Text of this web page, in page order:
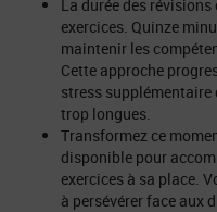
La durée des
exercices. Quinze
maintenir les
Cette approche
stress supplémentaire
trop longues.
Transformez ce
disponible pour
exercices à sa place.
à persévérer face aux